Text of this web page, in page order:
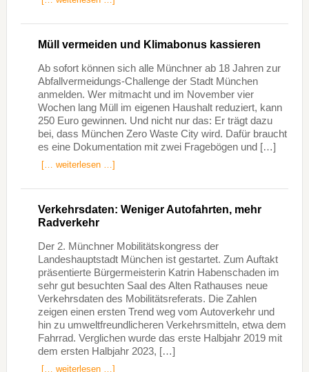
Müll vermeiden und Klimabonus kassieren
Ab sofort können sich alle Münchner ab 18 Jahren zur
Abfallvermeidungs-Challenge der Stadt München
anmelden. Wer mitmacht und im November vier
Wochen lang Müll im eigenen Haushalt reduziert, kann
250 Euro gewinnen. Und nicht nur das: Er trägt dazu
bei, dass München Zero Waste City wird. Dafür braucht
es eine Dokumentation mit zwei Fragebögen und […]
[… weiterlesen …]
Verkehrsdaten: Weniger Autofahrten, mehr
Radverkehr
Der 2. Münchner Mobilitätskongress der
Landeshauptstadt München ist gestartet. Zum Auftakt
präsentierte Bürgermeisterin Katrin Habenschaden im
sehr gut besuchten Saal des Alten Rathauses neue
Verkehrsdaten des Mobilitätsreferats. Die Zahlen
zeigen einen ersten Trend weg vom Autoverkehr und
hin zu umweltfreundlicheren Verkehrsmitteln, etwa dem
Fahrrad. Verglichen wurde das erste Halbjahr 2019 mit
dem ersten Halbjahr 2023, […]
[… weiterlesen …]